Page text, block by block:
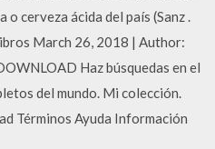
cerveza ácida del país (Sanz .
March 26, 2018 | Author:
Haz búsquedas en el
del mundo. Mi colección.
Términos Ayuda Información